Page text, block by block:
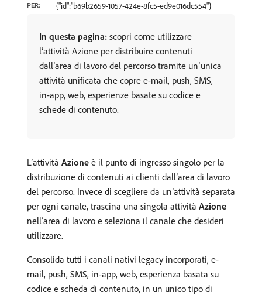
PER:
{"id":"b69b2659-1057-424e-8fc5-ed9e016dc554"}
In questa pagina: scopri come utilizzare
l’attività Azione per distribuire contenuti
dall’area di lavoro del percorso tramite un’unica
attività unificata che copre e-mail, push, SMS,
in-app, web, esperienze basate su codice e
schede di contenuto.
L’attività Azione è il punto di ingresso singolo per la
distribuzione di contenuti ai clienti dall’area di lavoro
del percorso. Invece di scegliere da un’attività separata
per ogni canale, trascina una singola attività Azione
nell’area di lavoro e seleziona il canale che desideri
utilizzare.
Consolida tutti i canali nativi legacy incorporati, e-
mail, push, SMS, in-app, web, esperienza basata su
codice e scheda di contenuto, in un unico tipo di